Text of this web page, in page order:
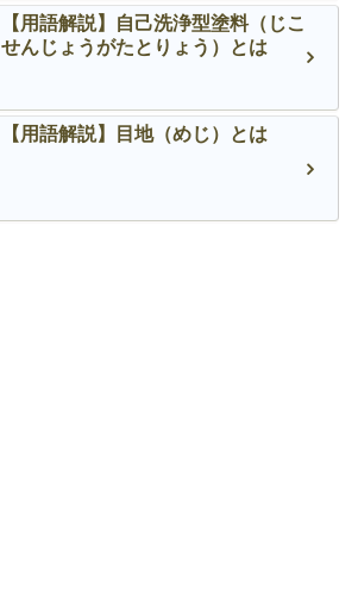
【用語解説】自己洗浄型塗料（じこ
せんじょうがたとりょう）とは
【用語解説】目地（めじ）とは